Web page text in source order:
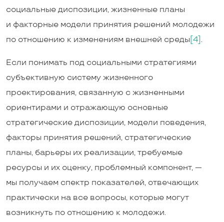
социальные диспозиции, жизненные планы
и факторные модели принятия решений молодежи
по отношению к изменениям внешней среды [4] .
Если понимать под социальными стратегиями
субъективную систему жизненного
проектирования, связанную с жизненными
ориентирами и отражающую основные
стратегические диспозиции, модели поведения,
факторы принятия решений, стратегические
планы, барьеры их реализации, требуемые
ресурсы и их оценку, проблемный компонент, —
мы получаем спектр показателей, отвечающих
практически на все вопросы, которые могут
возникнуть по отношению к молодежи.